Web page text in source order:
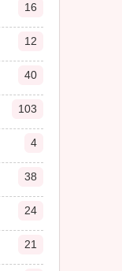
16
12
40
103
4
38
24
21